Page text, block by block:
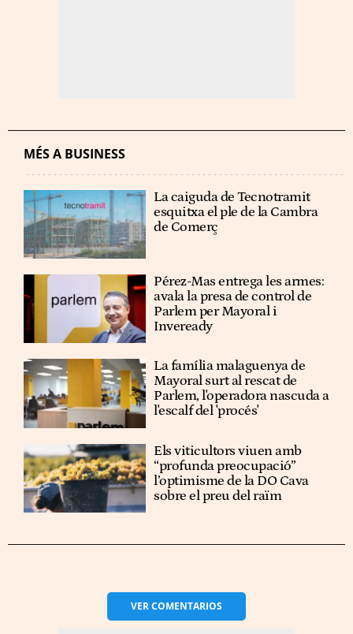
MÉS A BUSINESS
La caiguda de Tecnotramit
esquitxa el ple de la Cambra
de Comerç
Pérez-Mas entrega les armes:
avala la presa de control de
Parlem per Mayoral i
Inveready
La família malaguenya de
Mayoral surt al rescat de
Parlem, l'operadora nascuda a
l'escalf del 'procés'
Els viticultors viuen amb
“profunda preocupació”
l’optimisme de la DO Cava
sobre el preu del raïm
VERCOMENTARIOS